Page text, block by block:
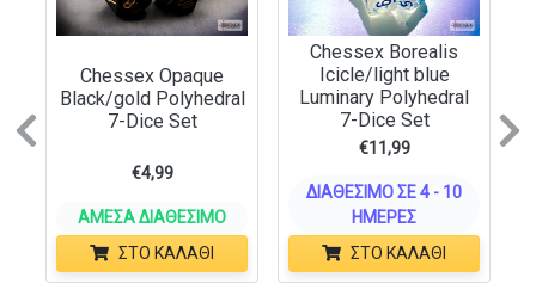
Chessex Opaque
Black/gold Polyhedral
7-Dice Set
€4,99
ΆΜΕΣΑ ΔΙΑΘΈΣΙΜΟ
ΣΤΟ ΚΑΛΆΘΙ
Chessex Borealis
Icicle/light blue
Luminary Polyhedral
7-Dice Set
€11,99
ΔΙΑΘΈΣΙΜΟ ΣΕ 4 - 10
ΗΜΈΡΕΣ
ΣΤΟ ΚΑΛΆΘΙ
Previous